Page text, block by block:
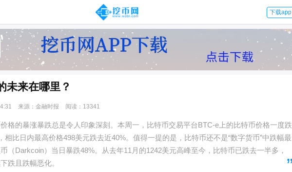
下载app
未来在哪里？
来源：金融时报 阅读：13341
格的暴涨暴跌总是令人印象深刻。本周一，比特币交易平台BTC-e上的比特币价格一度跌
相比日内最高价格498美元跌去近40%。值得一提的是，比特币还不是“数字货币”中跌幅最
（Darkcoin）当日暴跌48%。从去年11月的1242美元高峰至今，比特币已跌去一半多，
跌且跌幅恶化。